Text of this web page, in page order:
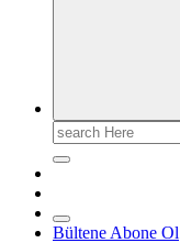
Search
for:
Bültene Abone Ol